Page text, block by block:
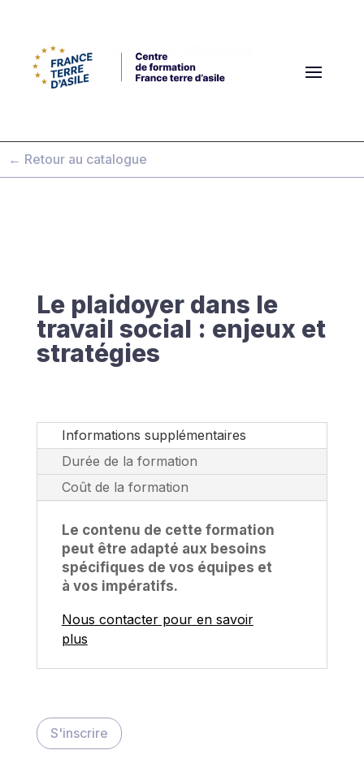
← Retour au catalogue
Le plaidoyer dans le
travail social : enjeux et
stratégies
Informations supplémentaires
Durée de la formation
Coût de la formation
Le contenu de cette formation
peut être adapté aux besoins
spécifiques de vos équipes et
à vos impératifs.
Nous contacter pour en savoir
plus
S'inscrire